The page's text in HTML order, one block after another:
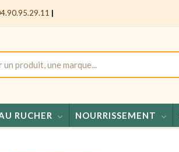
|
RUCHER NOURRISSEMENT